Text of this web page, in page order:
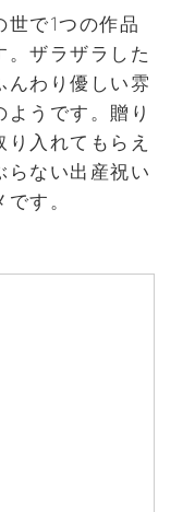
で1つの作品
。ザラザラした
んわり優しい雰
うです。贈り
入れてもらえ
らない出産祝い
す。